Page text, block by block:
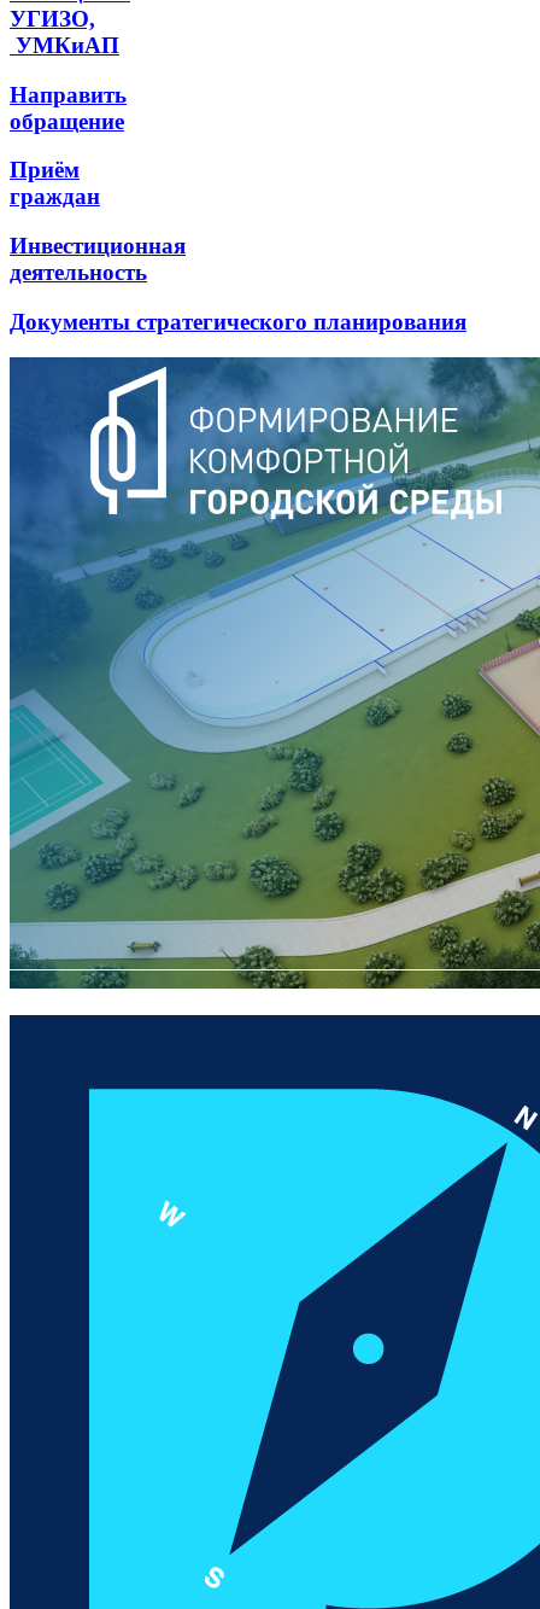
УГИЗО,
УМКиАП
Направить
обращение
Приём
граждан
Инвестиционная
деятельность
Документы стратегического планирования